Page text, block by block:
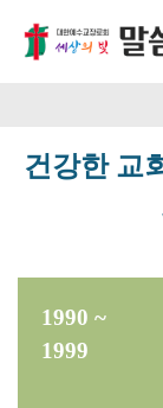
건강한 교
1990 ~
1999